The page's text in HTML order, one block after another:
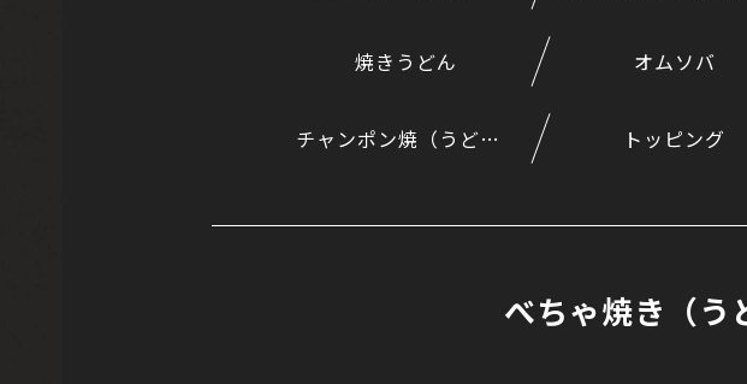
焼きうどん オムソバ
チャンポン焼（うどんとそばのミックス） トッピング
べちゃ焼き（う